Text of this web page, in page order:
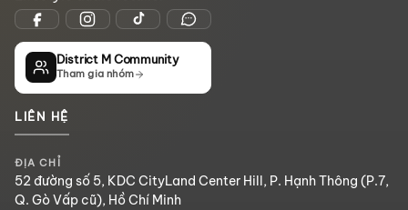
District M Community
Tham gia nhóm
LIÊN HỆ
ĐỊA CHỈ
52 đường số 5, KDC CityLand Center Hill, P. Hạnh Thông (P.7,
Q. Gò Vấp cũ), Hồ Chí Minh